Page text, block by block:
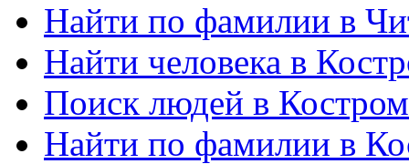
Найти по фамилии в
Найти человека в
Поиск людей в
Найти по фамилии в